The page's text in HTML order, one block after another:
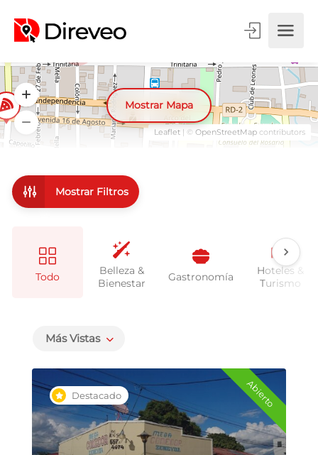
Mostrar Filtros
Todo
Belleza &
Bienestar
Gastronomía
Hoteles &
Turismo
Más Vistas
Destacado Abierto
Leaflet | © OpenStreetMap contributors
Mostrar Mapa